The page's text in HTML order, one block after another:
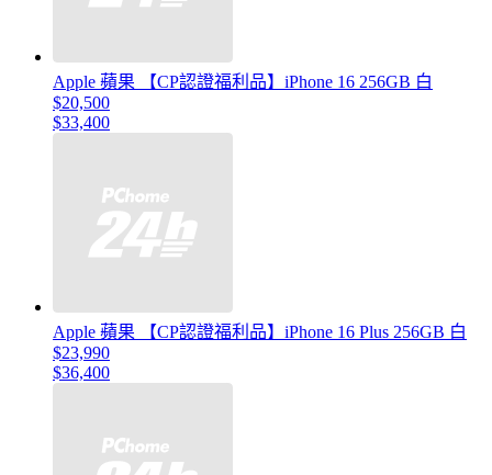
Apple 蘋果 【CP認證福利品】iPhone 16 256GB 白
$20,500
$33,400
Apple 蘋果 【CP認證福利品】iPhone 16 Plus 256GB 白
$23,990
$36,400